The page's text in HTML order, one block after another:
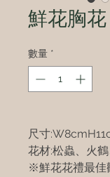
鮮花胸
數量 *
尺寸
花材:松蟲、火
※鮮花花禮最佳